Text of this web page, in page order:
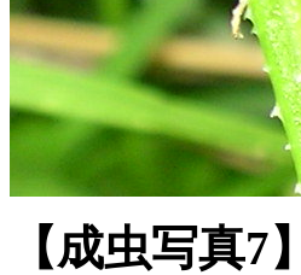
【成虫写真7】